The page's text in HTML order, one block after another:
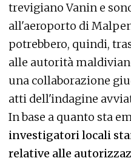
trevigiano Vanin e
all'aeroporto di
potrebbero, quindi,
alle autorità
una collaborazione
atti dell'indagine
In base a quanto sta
investigatori locali
relative alle